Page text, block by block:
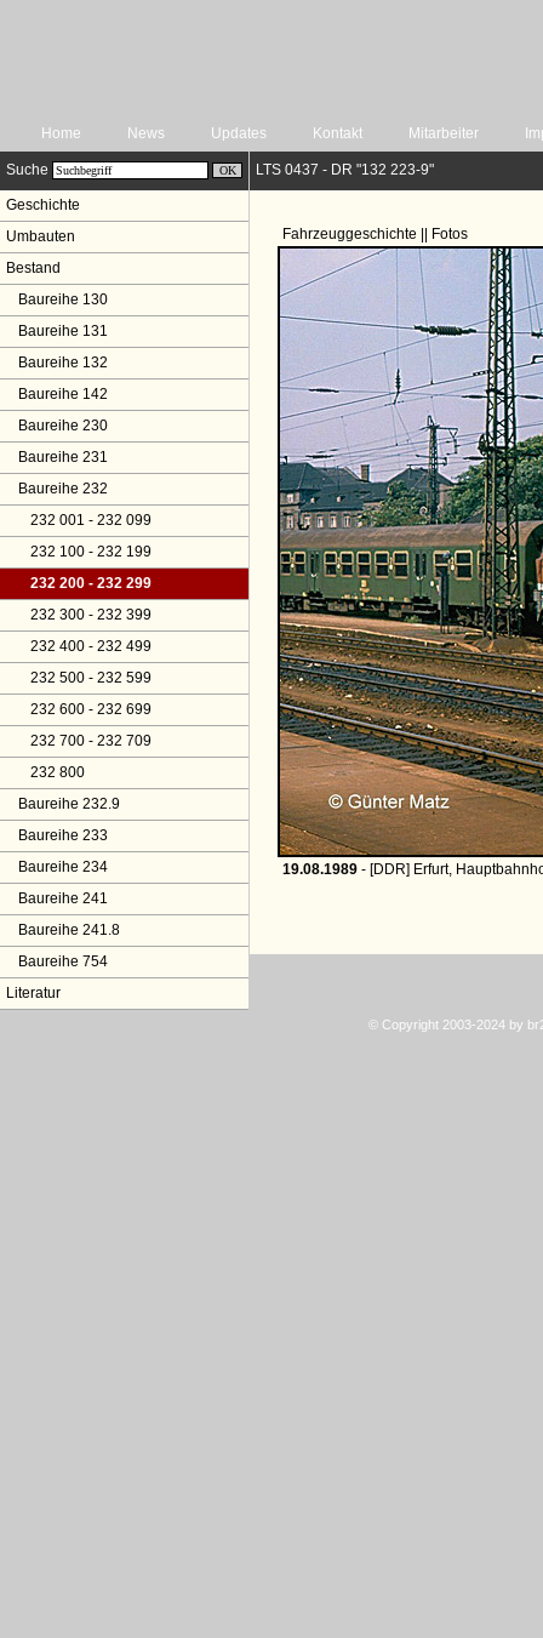
Home News Updates Kontakt Mitarbeiter
Suche
Geschichte
Umbauten
Bestand
Baureihe 130
Baureihe 131
Baureihe 132
Baureihe 142
Baureihe 230
Baureihe 231
Baureihe 232
232 001 - 232 099
232 100 - 232 199
232 200 - 232 299
232 300 - 232 399
232 400 - 232 499
232 500 - 232 599
232 600 - 232 699
232 700 - 232 709
232 800
Baureihe 232.9
Baureihe 233
Baureihe 234
Baureihe 241
Baureihe 241.8
Baureihe 754
Literatur
LTS 0437 - DR "132 223-9"
Fahrzeuggeschichte || Fotos
19.08.1989- [DDR] Erfurt,
© Copyright 2003-2024 by